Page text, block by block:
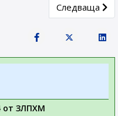
всички Next article:
Следваща
от ЗЛПХМ